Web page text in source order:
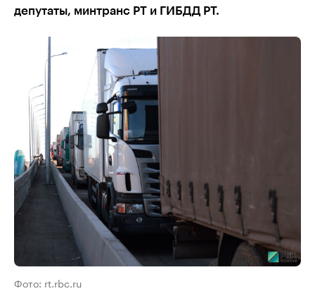
депутаты, минтранс РТ и ГИБДД РТ.
Фото: rt.rbc.ru